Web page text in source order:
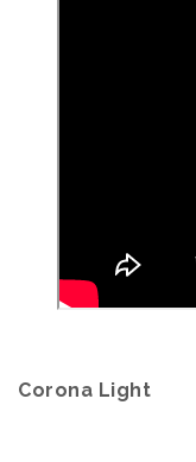
Corona Light